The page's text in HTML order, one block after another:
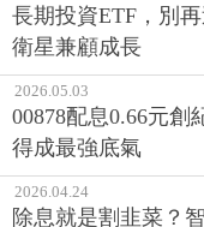
長期投資ETF，別
衛星兼顧成長
2026.05.03
00878配息0.66元創
得成最強底氣
2026.04.24
除息就是割韭菜？